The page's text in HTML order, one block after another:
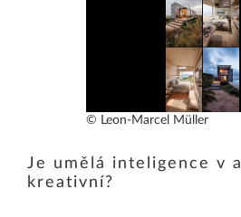
© Leon-Marcel Müller
Je umělá inteligence v
kreativní?